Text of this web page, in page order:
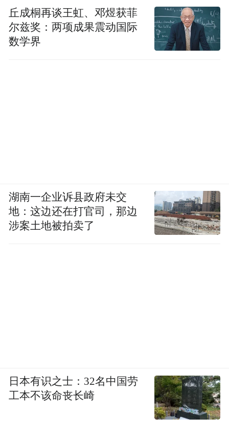
丘成桐再谈王虹、邓煜获菲
尔兹奖：两项成果震动国际
数学界
湖南一企业诉县政府未交
地：这边还在打官司，那边
涉案土地被拍卖了
日本有识之士：32名中国劳
工本不该命丧长崎